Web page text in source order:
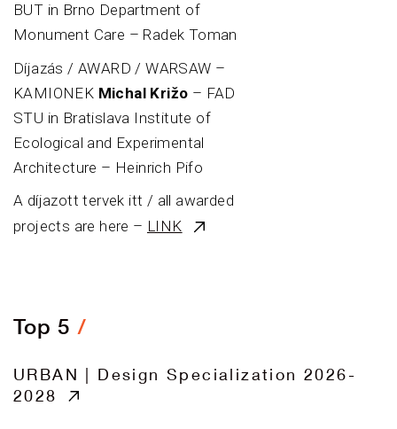
BUT in Brno Department of
Monument Care – Radek Toman
Díjazás / AWARD / WARSAW –
KAMIONEK Michal Križo – FAD
STU in Bratislava Institute of
Ecological and Experimental
Architecture – Heinrich Pifo
A díjazott tervek itt / all awarded
projects are here – LINK
Top 5
URBAN | Design Specialization 2026-
2028